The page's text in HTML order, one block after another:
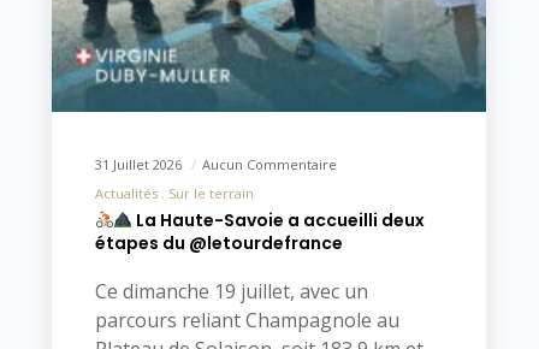
31 Juillet 2026
Aucun Commentaire
Actualités
Sur le terrain
La Haute-Savoie a accueilli deux
étapes du @letourdefrance
Ce dimanche 19 juillet, avec un
parcours reliant Champagnole au